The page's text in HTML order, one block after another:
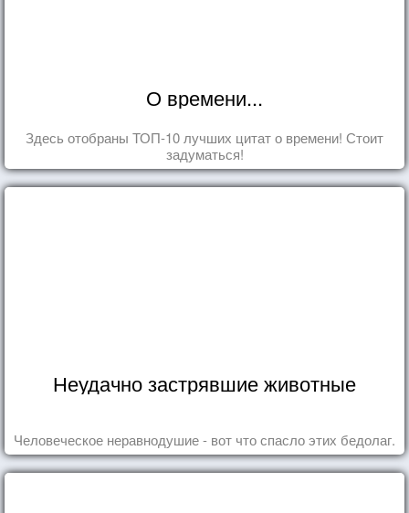
О времени...
Здесь отобраны ТОП-10 лучших цитат о времени! Стоит
задуматься!
Неудачно застрявшие животные
Человеческое неравнодушие - вот что спасло этих бедолаг.